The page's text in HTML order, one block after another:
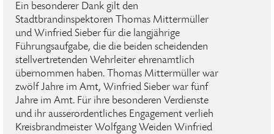
Ein besonderer Dank gilt den
Stadtbrandinspektoren Thomas Mittermüller
und Winfried Sieber für die langjährige
Führungsaufgabe, die die beiden scheidenden
stellvertretenden Wehrleiter ehrenamtlich
übernommen haben. Thomas Mittermüller war
zwölf Jahre im Amt, Winfried Sieber war fünf
Jahre im Amt. Für ihre besonderen Verdienste
und ihr ausserordentliches Engagement verlieh
Kreisbrandmeister Wolfgang Weiden Winfried